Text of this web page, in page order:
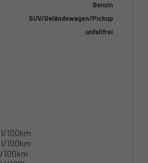
Benzin
SUV/Geländewagen/Pickup
unfallfrei
l/100km
l/100km
100km